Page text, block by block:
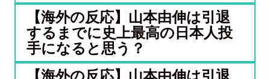
【海外の反応】山本由伸は引退
するまでに史上最高の日本人投
手になると思う？